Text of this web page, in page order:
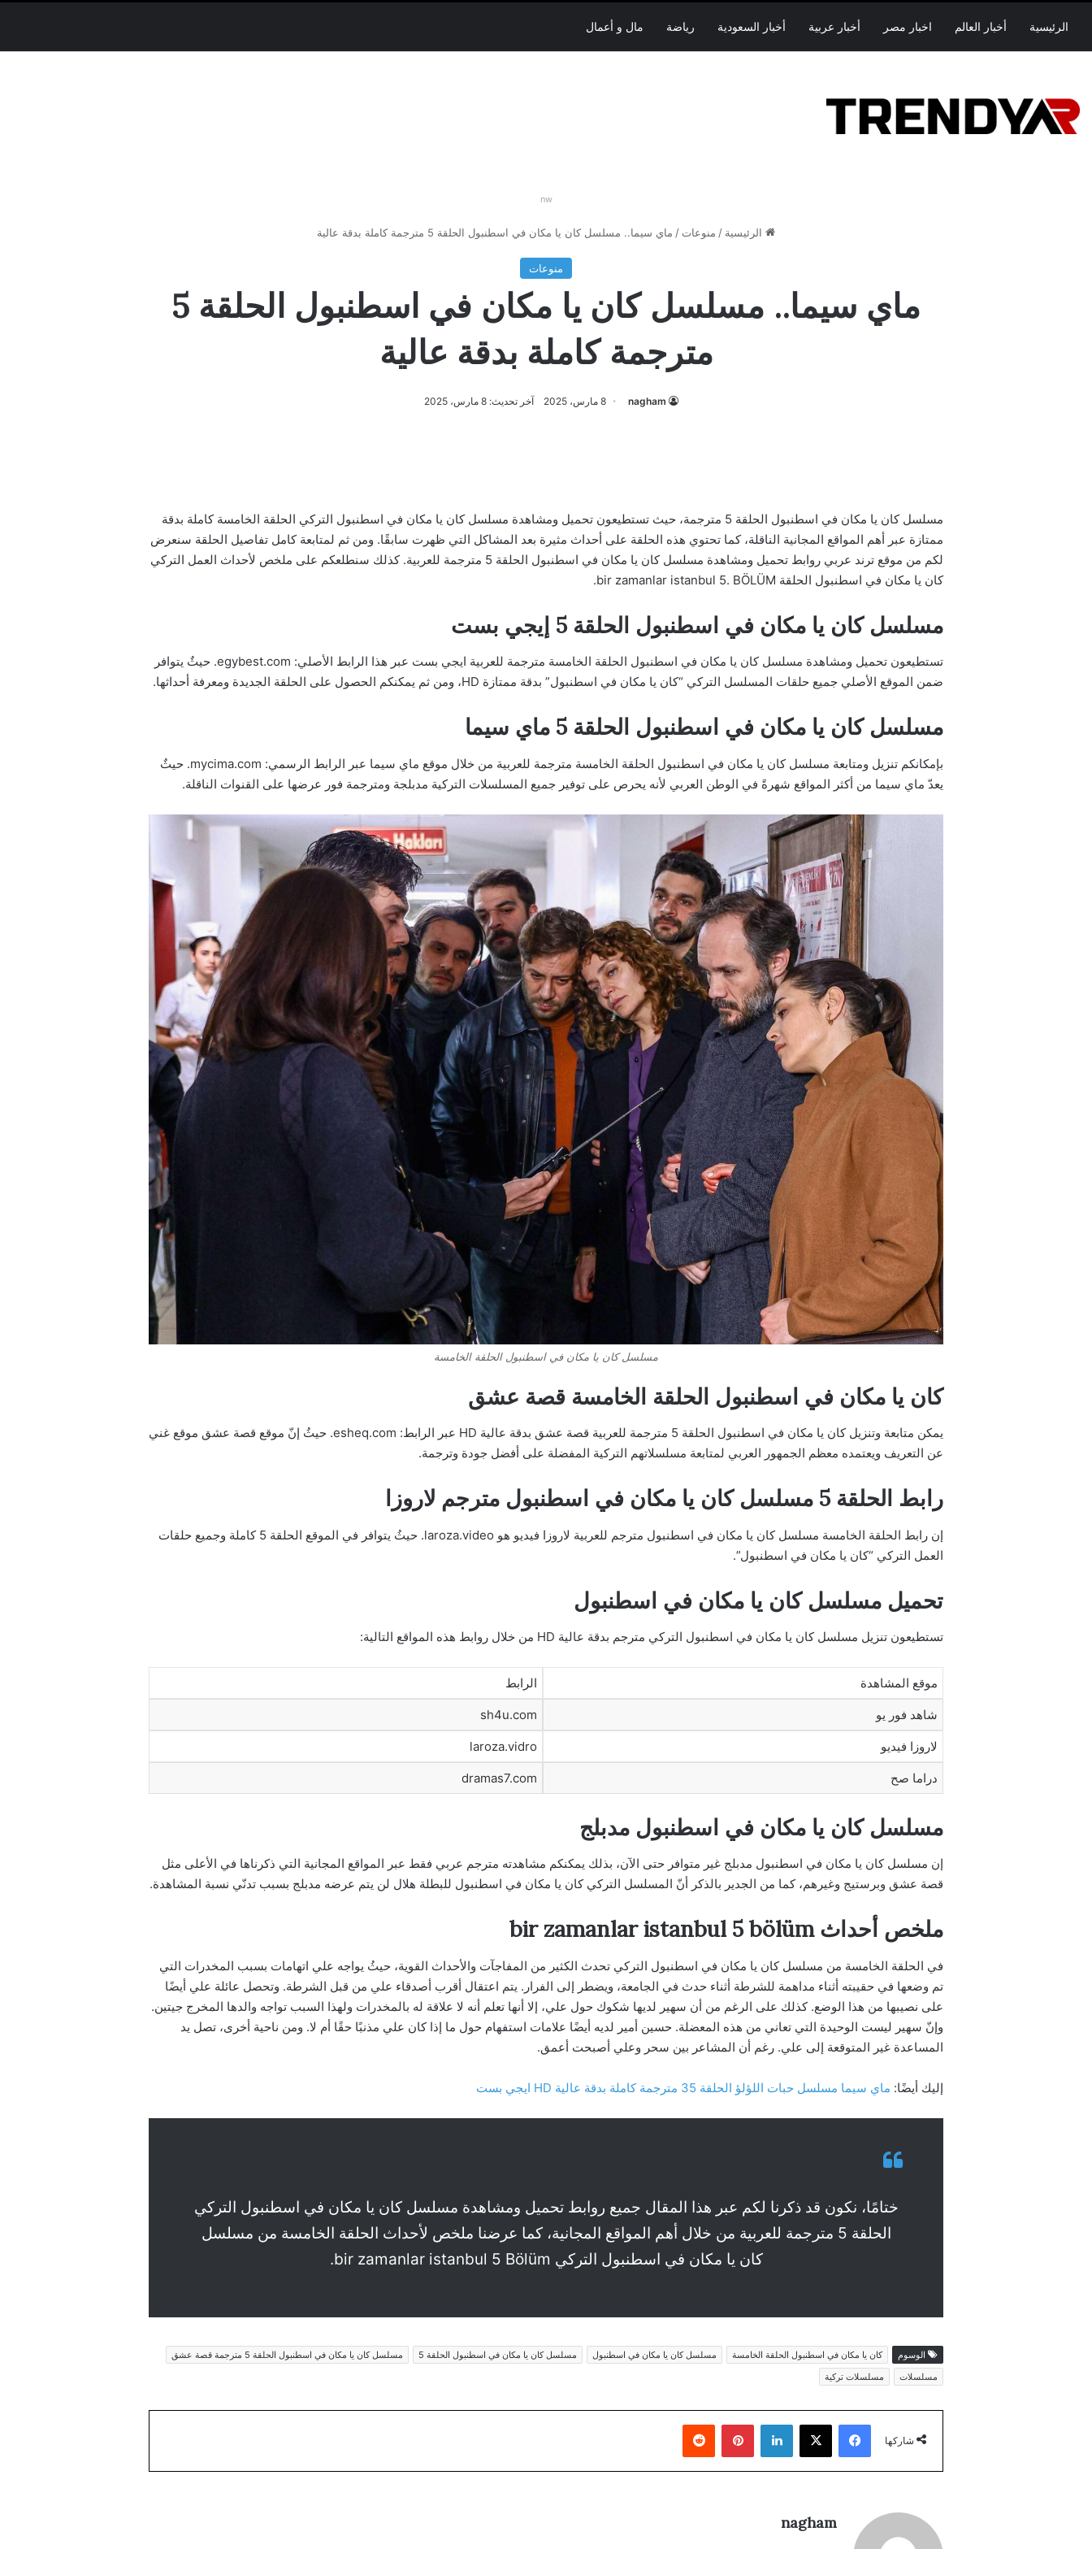
الرئيسية أخبار العالم اخبار مصر أخبار عربية أخبار السعودية رياضة مال و أعمال
nw
الرئيسية / منوعات / ماي سيما.. مسلسل كان يا مكان في اسطنبول الحلقة 5 مترجمة كاملة بدقة عالية
منوعات
ماي سيما.. مسلسل كان يا مكان في اسطنبول الحلقة 5
مترجمة كاملة بدقة عالية
nagham 8 مارس، 2025 آخر تحديث: 8 مارس، 2025
مسلسل كان يا مكان في اسطنبول الحلقة 5 مترجمة، حيث تستطيعون تحميل ومشاهدة مسلسل كان يا مكان في اسطنبول التركي الحلقة الخامسة كاملة بدقة
ممتازة عبر أهم المواقع المجانية الناقلة، كما تحتوي هذه الحلقة على أحداث مثيرة بعد المشاكل التي ظهرت سابقًا. ومن ثم لمتابعة كامل تفاصيل الحلقة سنعرض
لكم من موقع ترند عربي روابط تحميل ومشاهدة مسلسل كان يا مكان في اسطنبول الحلقة 5 مترجمة للعربية. كذلك سنطلعكم على ملخص لأحداث العمل التركي
كان يا مكان في اسطنبول الحلقة bir zamanlar istanbul 5. BÖLÜM.
مسلسل كان يا مكان في اسطنبول الحلقة 5 إيجي بست
تستطيعون تحميل ومشاهدة مسلسل كان يا مكان في اسطنبول الحلقة الخامسة مترجمة للعربية ايجي بست عبر هذا الرابط الأصلي: egybest.com. حيثٌ يتوافر
ضمن الموقع الأصلي جميع حلقات المسلسل التركي “كان يا مكان في اسطنبول” بدقة ممتازة HD، ومن ثم يمكنكم الحصول على الحلقة الجديدة ومعرفة أحداثها.
مسلسل كان يا مكان في اسطنبول الحلقة 5 ماي سيما
بإمكانكم تنزيل ومتابعة مسلسل كان يا مكان في اسطنبول الحلقة الخامسة مترجمة للعربية من خلال موقع ماي سيما عبر الرابط الرسمي: mycima.com. حيثٌ
يعدّ ماي سيما من أكثر المواقع شهرةً في الوطن العربي لأنه يحرص على توفير جميع المسلسلات التركية مدبلجة ومترجمة فور عرضها على القنوات الناقلة.
مسلسل كان يا مكان في اسطنبول الحلقة الخامسة
كان يا مكان في اسطنبول الحلقة الخامسة قصة عشق
يمكن متابعة وتنزيل كان يا مكان في اسطنبول الحلقة 5 مترجمة للعربية قصة عشق بدقة عالية HD عبر الرابط: esheq.com. حيثُ إنّ موقع قصة عشق موقع غني
عن التعريف ويعتمده معظم الجمهور العربي لمتابعة مسلسلاتهم التركية المفضلة على أفضل جودة وترجمة.
رابط الحلقة 5 مسلسل كان يا مكان في اسطنبول مترجم لاروزا
إن رابط الحلقة الخامسة مسلسل كان يا مكان في اسطنبول مترجم للعربية لاروزا فيديو هو laroza.video. حيثُ يتوافر في الموقع الحلقة 5 كاملة وجميع حلقات
العمل التركي “كان يا مكان في اسطنبول”.
تحميل مسلسل كان يا مكان في اسطنبول
تستطيعون تنزيل مسلسل كان يا مكان في اسطنبول التركي مترجم بدقة عالية HD من خلال روابط هذه المواقع التالية:
موقع المشاهدة الرابط
شاهد فور يو sh4u.com
لاروزا فيديو laroza.vidro
دراما صح dramas7.com
مسلسل كان يا مكان في اسطنبول مدبلج
إن مسلسل كان يا مكان في اسطنبول مدبلج غير متوافر حتى الآن، بذلك يمكنكم مشاهدته مترجم عربي فقط عبر المواقع المجانية التي ذكرناها في الأعلى مثل
قصة عشق وبرستيج وغيرهم، كما من الجدير بالذكر أنّ المسلسل التركي كان يا مكان في اسطنبول للبطلة هلال لن يتم عرضه مدبلج بسبب تدنّي نسبة المشاهدة.
ملخص أحداث bir zamanlar istanbul 5 bölüm
في الحلقة الخامسة من مسلسل كان يا مكان في اسطنبول التركي تحدث الكثير من المفاجآت والأحداث القوية، حيثُ يواجه علي اتهامات بسبب المخدرات التي
تم وضعها في حقيبته أثناء مداهمة للشرطة أثناء حدث في الجامعة، ويضطر إلى الفرار. يتم اعتقال أقرب أصدقاء علي من قبل الشرطة. وتحصل عائلة علي أيضًا
على نصيبها من هذا الوضع. كذلك على الرغم من أن سهير لديها شكوك حول علي، إلا أنها تعلم أنه لا علاقة له بالمخدرات ولهذا السبب تواجه والدها المخرج جيتين.
وإنّ سهير ليست الوحيدة التي تعاني من هذه المعضلة. حسين أمير لديه أيضًا علامات استفهام حول ما إذا كان علي مذنبًا حقًا أم لا. ومن ناحية أخرى، تصل يد
المساعدة غير المتوقعة إلى علي. رغم أن المشاعر بين سحر وعلي أصبحت أعمق.
إليك أيضًا: ماي سيما مسلسل حبات اللؤلؤ الحلقة 35 مترجمة كاملة بدقة عالية HD ايجي بست
ختامًا، نكون قد ذكرنا لكم عبر هذا المقال جميع روابط تحميل ومشاهدة مسلسل كان يا مكان في اسطنبول التركي
الحلقة 5 مترجمة للعربية من خلال أهم المواقع المجانية، كما عرضنا ملخص لأحداث الحلقة الخامسة من مسلسل
كان يا مكان في اسطنبول التركي bir zamanlar istanbul 5 Bölüm.
الوسوم كان يا مكان في اسطنبول الحلقة الخامسة مسلسل كان يا مكان في اسطنبول مسلسل كان يا مكان في اسطنبول الحلقة 5
مسلسل كان يا مكان في اسطنبول الحلقة 5 مترجمة قصة عشق
مسلسلات
مسلسلات تركية
شاركها
فيسبوك لينكدإن بينتيريست
nagham